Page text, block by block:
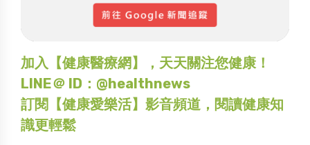
加入【健康醫療網】，天天關注您健康！
LINE＠ ID：@healthnews
訂閱【健康愛樂活】影音頻道，閱讀健康知
識更輕鬆